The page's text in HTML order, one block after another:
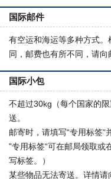
国际邮件
有空运和海运等多种方式
同，邮费也有所不同，请向
国际小包
不超过30kg（每个国家的
送。
邮寄时，请填写“专用标签“
”专用标签“可在邮局领取
写标签。）
某些物品无法寄送。详情请